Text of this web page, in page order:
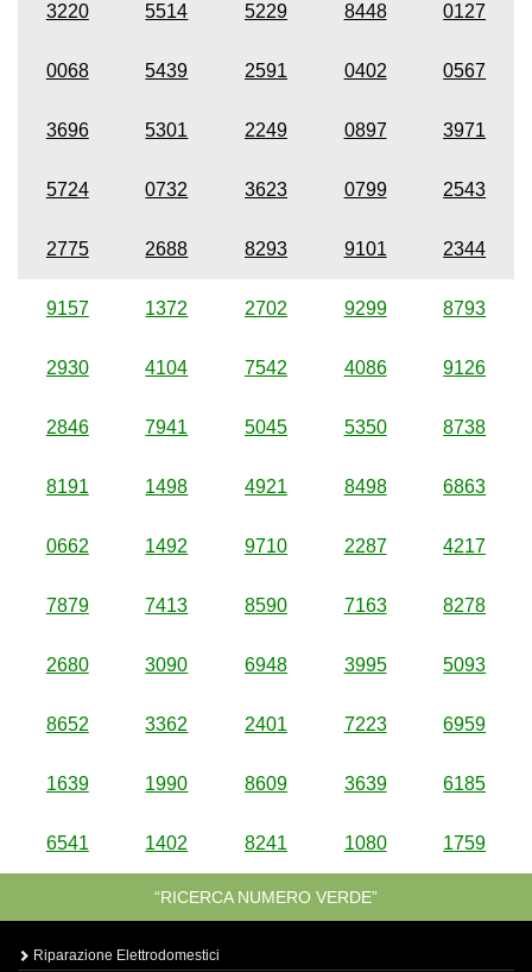
3220 5514 5229 8448 0127
0068 5439 2591 0402 0567
3696 5301 2249 0897 3971
5724 0732 3623 0799 2543
2775 2688 8293 9101 2344
9157 1372 2702 9299 8793
2930 4104 7542 4086 9126
2846 7941 5045 5350 8738
8191 1498 4921 8498 6863
0662 1492 9710 2287 4217
7879 7413 8590 7163 8278
2680 3090 6948 3995 5093
8652 3362 2401 7223 6959
1639 1990 8609 3639 6185
6541 1402 8241 1080 1759
“RICERCA NUMERO VERDE”
Riparazione Elettrodomestici